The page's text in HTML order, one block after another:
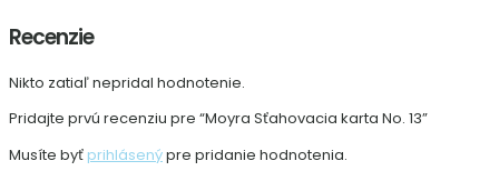
Recenzie
Nikto zatiaľ nepridal hodnotenie.
Pridajte prvú recenziu pre “Moyra Sťahovacia karta No. 13”
Musíte byť prihlásenýpre pridanie hodnotenia.